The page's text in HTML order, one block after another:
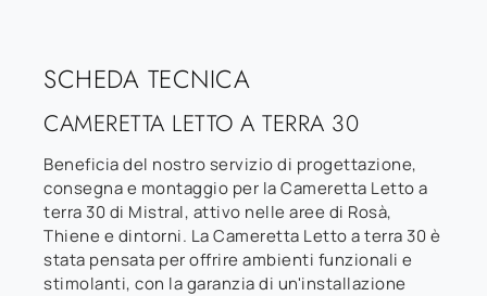
SCHEDA TECNICA
CAMERETTA LETTO A TERRA 30
Beneficia del nostro servizio di progettazione,
consegna e montaggio per la Cameretta Letto a
terra 30 di Mistral, attivo nelle aree di Rosà,
Thiene e dintorni. La Cameretta Letto a terra 30 è
stata pensata per offrire ambienti funzionali e
stimolanti, con la garanzia di un'installazione